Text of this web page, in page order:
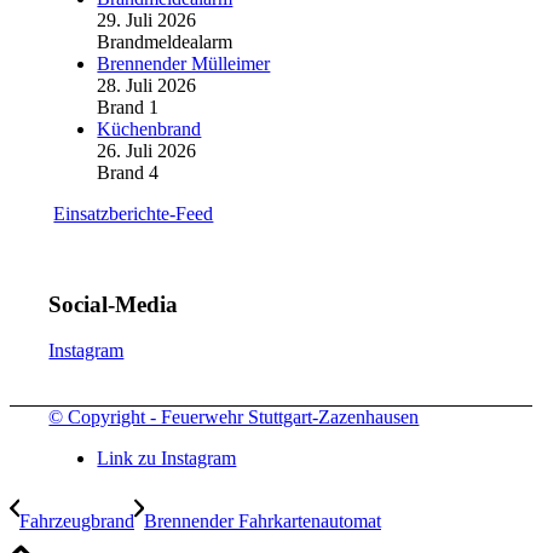
29. Juli 2026
Brandmeldealarm
Brennender Mülleimer
28. Juli 2026
Brand 1
Küchenbrand
26. Juli 2026
Brand 4
Einsatzberichte-Feed
Social-Media
Instagram
© Copyright - Feuerwehr Stuttgart-Zazenhausen
Link zu Instagram
Fahrzeugbrand Brennender Fahrkartenautomat